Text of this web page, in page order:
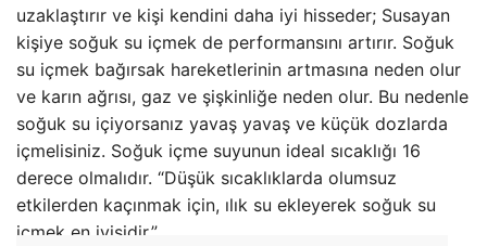
uzaklaştırır ve kişi kendini daha iyi hisseder; Susayan
kişiye soğuk su içmek de performansını artırır. Soğuk
su içmek bağırsak hareketlerinin artmasına neden olur
ve karın ağrısı, gaz ve şişkinliğe neden olur. Bu nedenle
soğuk su içiyorsanız yavaş yavaş ve küçük dozlarda
içmelisiniz. Soğuk içme suyunun ideal sıcaklığı 16
derece olmalıdır. “Düşük sıcaklıklarda olumsuz
etkilerden kaçınmak için, ılık su ekleyerek soğuk su
içmek en iyisidir.”